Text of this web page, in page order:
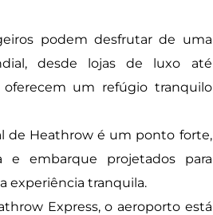
podem desfrutar de uma
desde lojas de luxo até
oferecem um refúgio tranquilo
de Heathrow é um ponto forte,
e embarque projetados para
experiência tranquila.
Express, o aeroporto está